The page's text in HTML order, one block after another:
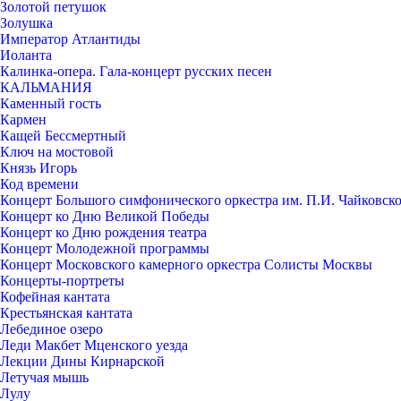
Золотой петушок
Золушка
Император Атлантиды
Иоланта
Калинка-опера. Гала-концерт русских песен
КАЛЬМАНИЯ
Каменный гость
Кармен
Кащей Бессмертный
Ключ на мостовой
Князь Игорь
Код времени
Концерт Большого симфонического оркестра им. П.И.
Концерт ко Дню Великой Победы
Концерт ко Дню рождения театра
Концерт Молодежной программы
Концерт Московского камерного оркестра Солисты Москвы
Концерты-портреты
Кофейная кантата
Крестьянская кантата
Лебединое озеро
Леди Макбет Мценского уезда
Лекции Дины Кирнарской
Летучая мышь
Лулу